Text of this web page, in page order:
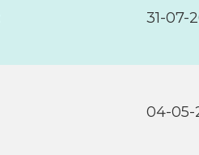
31-07-
04-05-